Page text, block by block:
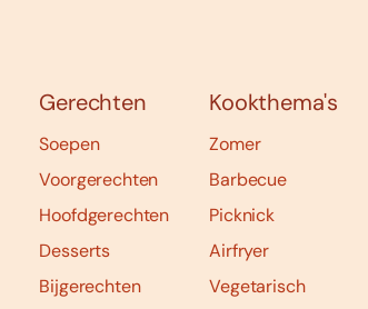
Gerechten
Soepen
Voorgerechten
Hoofdgerechten
Desserts
Bijgerechten
Kookthema's
Zomer
Barbecue
Picknick
Airfryer
Vegetarisch